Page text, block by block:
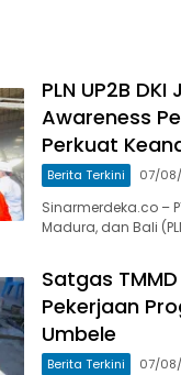
PLN UP2B
Awareness
Perkuat
Berita Terkini 07/
Sinarmerdeka.co –
Madura, dan Bali
Satgas
Pekerjaan
Umbele
Berita Terkini 07/